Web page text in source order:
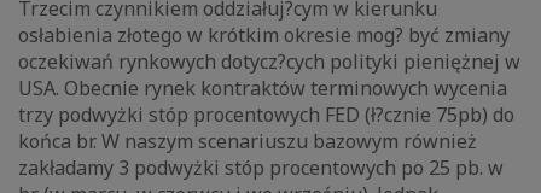
Trzecim czynnikiem oddziałuj?cym w kierunku
osłabienia złotego w krótkim okresie mog? być zmiany
oczekiwań rynkowych dotycz?cych polityki pieniężnej w
USA. Obecnie rynek kontraktów terminowych wycenia
trzy podwyżki stóp procentowych FED (ł?cznie 75pb) do
końca br. W naszym scenariuszu bazowym również
zakładamy 3 podwyżki stóp procentowych po 25 pb. w